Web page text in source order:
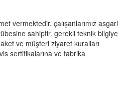
vermektedir, çalışanlarımız asgari
sahiptir. gerekli teknik bilgiye
ve müşteri ziyaret kuralları
sertifikalarına ve fabrika